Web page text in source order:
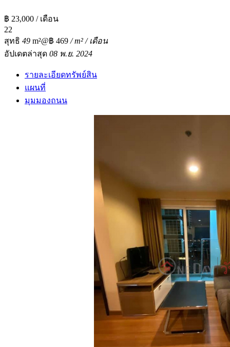
฿ 23,000 / เดือน
22
สุทธิ 49 m²@฿ 469 / m² / เดือน
อัปเดตล่าสุด 08 พ.ย. 2024
รายละเอียดทรัพย์สิน
แผนที่
มุมมองถนน